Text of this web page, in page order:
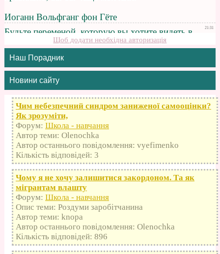
Щоб додати необхідна авторизація
Наш Порадник
Новини сайту
Чим небезпечний синдром заниженої самооцінки?
Як зрозуміти,
Форум: Школа - навчання
Автор теми: Olenochka
Автор останнього повідомлення: vyefimenko
Кількість відповідей: 3
Чому я не хочу залишитися закордоном. Та як
мігрантам влашту
Форум: Школа - навчання
Опис теми: Роздуми заробітчанина
Автор теми: knopa
Автор останнього повідомлення: Olenochka
Кількість відповідей: 896